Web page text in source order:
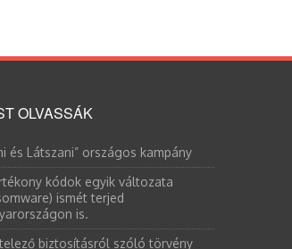
OLVASSÁK
és Látszani” országos kampány
kódok egyik változata
ismét terjed
is.
biztosításról szóló törvény